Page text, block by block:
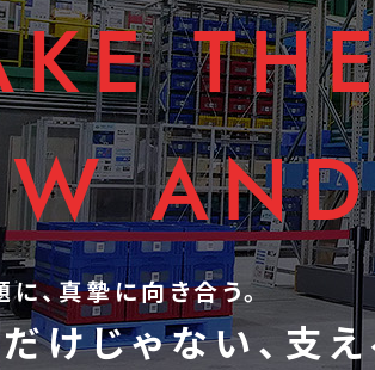
、真摯に向き合う。
けじゃない、支え
を、あたらしく、うつくしく。
の物流美